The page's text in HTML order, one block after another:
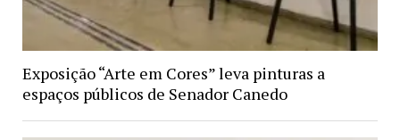
Exposição “Arte em Cores” leva pinturas a
espaços públicos de Senador Canedo